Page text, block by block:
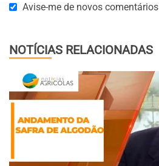
Avise-me de novos comentários
NOTÍCIAS RELACIONADAS